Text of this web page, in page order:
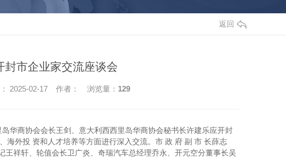
返回
封市企业家交流座谈会
2025-02-17 作者： 浏览量： 129
商协会会长王剑、意大利西西里岛华商协会秘书长许建乐应开封
海外投 资和人才培养等方面进行深入交流。市 政 府 副 市 长薛志
祥轩、轮值会长卫广炎、奇瑞汽车总经理乔永、开元空分董事长吴